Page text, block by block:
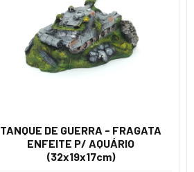
TANQUE DE GUERRA - FRAGATA
ENFEITE P/ AQUÁRIO
(32x19x17cm)